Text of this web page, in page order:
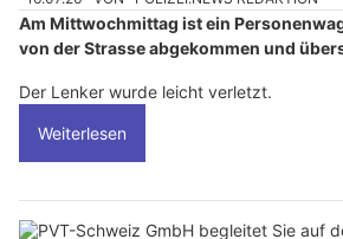
Am Mittwochmittag ist ein
von der Strasse abgekommen und
Der Lenker wurde leicht verletzt.
Weiterlesen